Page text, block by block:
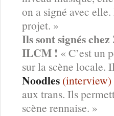
on a signé avec
projet. »
Ils sont signés
ILCM ! « C’est un
sur la scène locale.
Noodles (interview)
aux trans. Ils
scène rennaise. »